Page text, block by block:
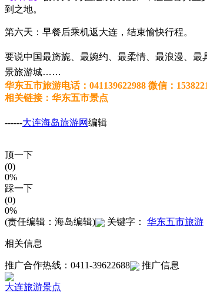
到之地。
第六天：早餐后乘机返大连，结束愉快行程。
要说中国最旖旎、最婉约、最柔情、最浪漫、
景旅游城……
华东五市旅游电话：041139622988 微信：
相关链接：华东五市景点
------大连海岛旅游网编辑
顶一下
(0)
0%
踩一下
(0)
0%
(责任编辑：海岛编辑)
关键字： 华东五市旅游
相关信息
推广合作热线：0411-39622688 推广信息
大连旅游景点